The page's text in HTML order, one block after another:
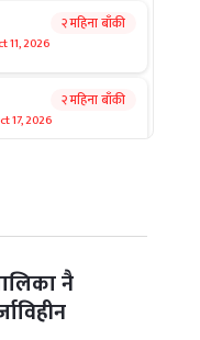
11, 2026
२ महिना बाँकी
17, 2026
२ महिना बाँकी
20, 2026 नै